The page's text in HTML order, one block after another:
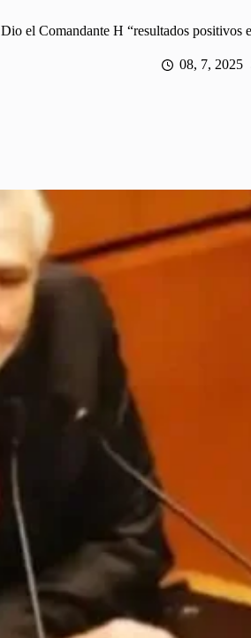
Dio el Comandante H “resultados positivos
08, 7, 2025